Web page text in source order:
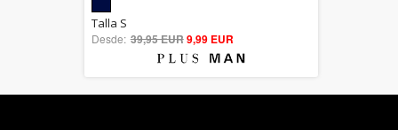
out of 5
Talla S
Desde: 39,95 EUR9,99 EUR